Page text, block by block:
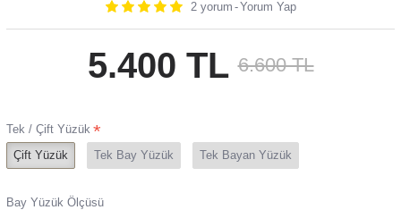
2 yorum -Yorum Yap
6.600 TL
5.400 TL
Tek / Çift Yüzük
Çift Yüzük
Tek Bay Yüzük Tek Bayan Yüzük
Bay Yüzük Ölçüsü